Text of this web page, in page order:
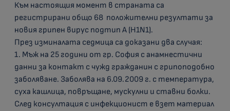
Към настоящия момент в страната са
регистрирани общо 68 положителни резултати за
новия грипен вирус подтип А (Н1N1).
През изминалата седмица са доказани два случая:
1. Мъж на 25 години от гр. София с анамнестични
данни за контакт с чужд гражданин с грипоподобно
заболяване. Заболява на 6.09.2009 г. с температура,
суха кашлица, повръщане, мускулни и ставни болки.
След консултация с инфекционист е взет материал